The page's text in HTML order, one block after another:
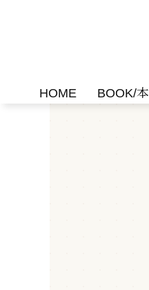
HOME BOOK/本